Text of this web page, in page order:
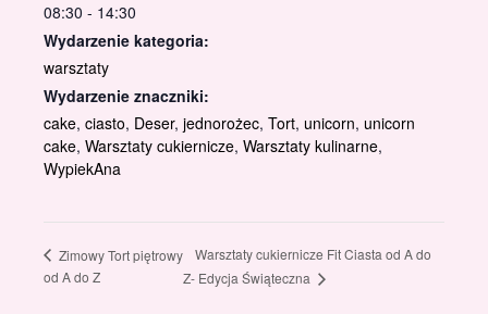
08:30 - 14:30
Wydarzenie kategoria:
warsztaty
Wydarzenie znaczniki:
cake, ciasto, Deser, jednorożec, Tort, unicorn, unicorn
cake, Warsztaty cukiernicze, Warsztaty kulinarne,
WypiekAna
Zimowy Tort piętrowy
od A do Z
Warsztaty cukiernicze Fit Ciasta od A do
Z- Edycja Świąteczna